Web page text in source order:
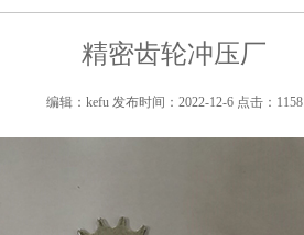
精密齿轮冲压厂
编辑：kefu 发布时间：2022-12-6 点击：1158